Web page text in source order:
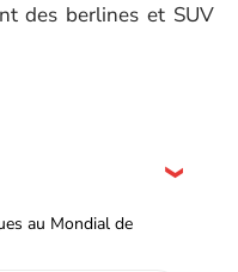
des berlines et SUV
au Mondial de